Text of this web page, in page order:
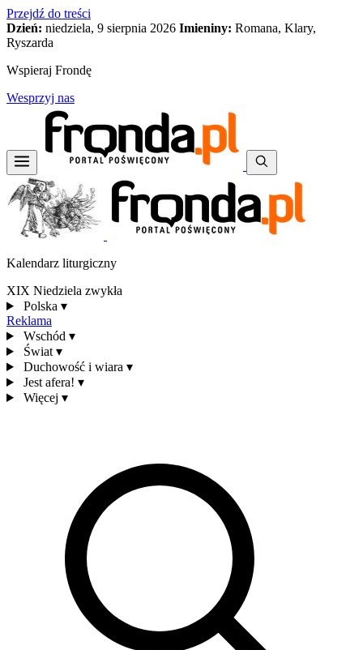
Przejdź do treści
Dzień: niedziela, 9 sierpnia 2026 Imieniny: Romana, Klary,
Ryszarda
Wspieraj Frondę
Wesprzyj nas
Kalendarz liturgiczny
XIX Niedziela zwykła
Polska ▾
Reklama
Wschód ▾
Świat ▾
Duchowość i wiara ▾
Jest afera! ▾
Więcej ▾